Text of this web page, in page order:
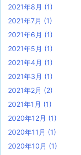
2021年8月 (1)
2021年7月 (1)
2021年6月 (1)
2021年5月 (1)
2021年4月 (1)
2021年3月 (1)
2021年2月 (2)
2021年1月 (1)
2020年12月 (1)
2020年11月 (1)
2020年10月 (1)